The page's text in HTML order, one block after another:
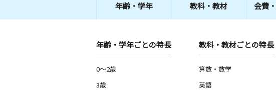
年齢・学年 教科・教材 会費・
年齢・学年ごとの特長
0～2歳
3歳
教科・教材ごとの特長
算数・数学
英語